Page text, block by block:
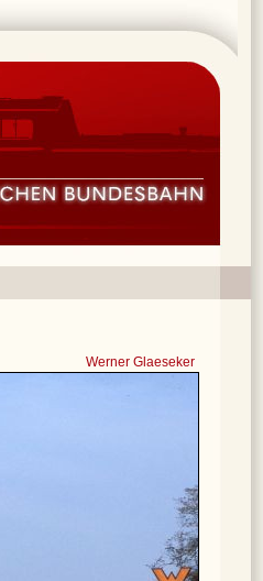
Werner Glaeseker